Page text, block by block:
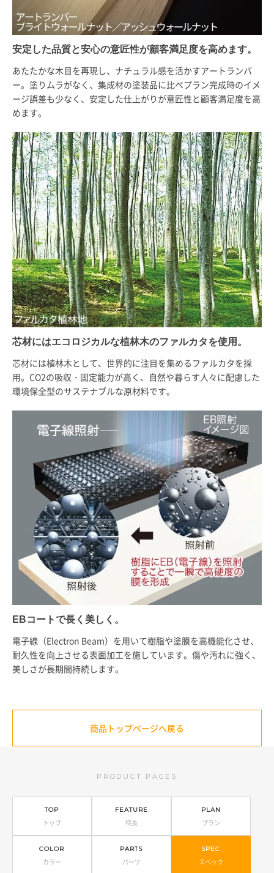
安定した品質と安心の意匠性が顧客満足度を高めます。
あたたかな木目を再現し、ナチュラル感を活かすアートランバ
ー。塗りムラがなく、集成材の塗装品に比べプラン完成時のイメ
ージ誤差も少なく、安定した仕上がりが意匠性と顧客満足度を高
めます。
芯材にはエコロジカルな植林木のファルカタを使用。
芯材には植林木として、世界的に注目を集めるファルカタを採
用。CO2の吸収・固定能力が高く、自然や暮らす人々に配慮した
環境保全型のサステナブルな原材料です。
EBコートで長く美しく。
電子線（Electron Beam）を用いて樹脂や塗膜を高機能化させ、
耐久性を向上させる表面加工を施しています。傷や汚れに強く、
美しさが長期間持続します。
商品トップページへ戻る
PRODUCT PAGES
TOP
トップ
FEATURE
特長
PLAN
プラン
COLOR
カラー
PARTS
パーツ
SPEC
スペック